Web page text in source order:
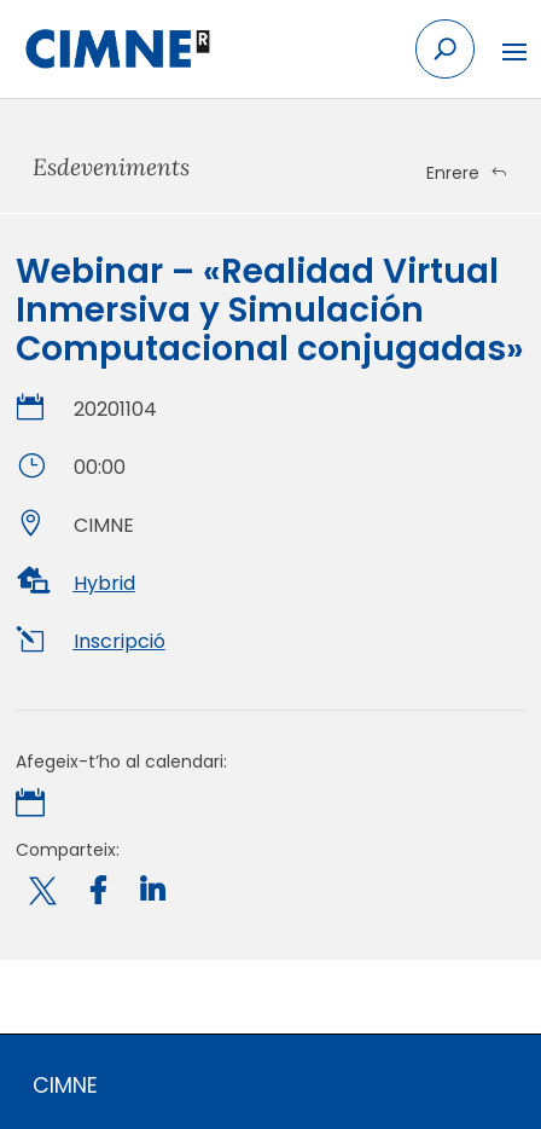
content
Esdeveniments Enrere
Webinar – «Realidad Virtual
Inmersiva y Simulación
Computacional conjugadas»
 20201104
} 00:00
 CIMNE
 Hybrid
l Inscripció
Afegeix-t’ho al calendari:

Comparteix:

CIMNE